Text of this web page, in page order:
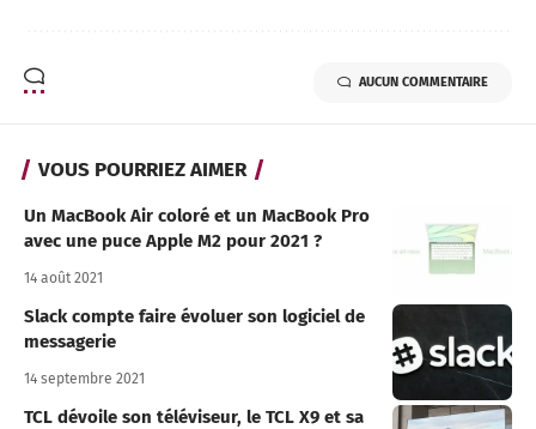
AUCUN COMMENTAIRE
VOUS POURRIEZ AIMER
Un MacBook Air coloré et un MacBook Pro
avec une puce Apple M2 pour 2021 ?
14 août 2021
Slack compte faire évoluer son logiciel de
messagerie
14 septembre 2021
TCL dévoile son téléviseur, le TCL X9 et sa